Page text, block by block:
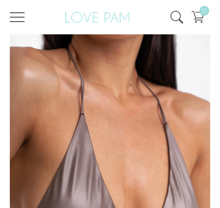
0
Всі купальники Топи і плавки, Аврора Топ Аврора Кварц